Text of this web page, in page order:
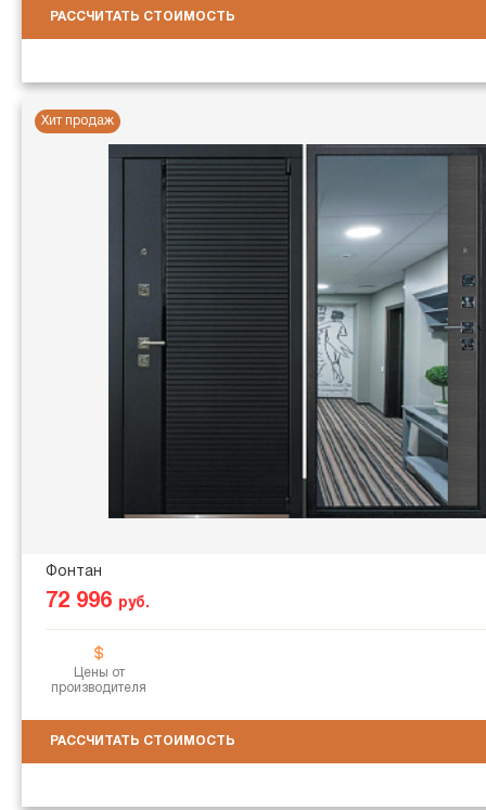
РАССЧИТАТЬ СТОИМОСТЬ
Хит продаж
Фонтан
72 996 руб.
Цены от
производителя
РАССЧИТАТЬ СТОИМОСТЬ